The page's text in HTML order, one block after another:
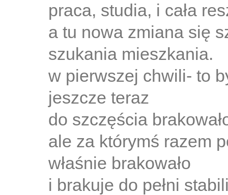
praca, studia, i cała
a tu nowa zmiana się
szukania mieszkania.
w pierwszej chwili- to
jeszcze teraz
do szczęścia
ale za którymś razem
właśnie brakowało
i brakuje do pełni